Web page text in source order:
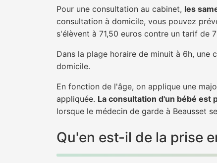
Pour une consultation au cabinet, les
consultation à domicile, vous pouvez
s'élèvent à 71,50 euros contre un tarif de
Dans la plage horaire de minuit à 6h,
domicile.
En fonction de l'âge, on applique une
appliquée. La consultation d'un bébé est
lorsque le médecin de garde à Beausset
Qu'en est-il de la prise